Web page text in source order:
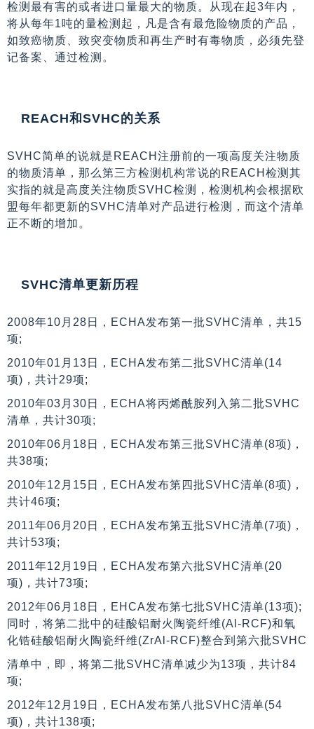
检测最有害的或者进口量最大的物质。从现在起3年内，
将从每年1吨的量检测起，凡是含有最危险物质的产品，
如致癌物质、致突变物质和再生产时有毒物质，必须先登
记备案、通过检测。
REACH和SVHC的关系
SVHC简单的说就是REACH注册前的一项高度关注物质
的物质清单，那么第三方检测机构常说的REACH检测其
实指的就是高度关注物质SVHC检测，检测机构会根据欧
盟每年都更新的SVHC清单对产品进行检测，而这个清单
正不断的增加。
SVHC清单更新历程
2008年10月28日，ECHA发布第一批SVHC清单，共15
项;
2010年01月13日，ECHA发布第二批SVHC清单(14
项)，共计29项;
2010年03月30日，ECHA将丙烯酰胺列入第二批SVHC
清单，共计30项;
2010年06月18日，ECHA发布第三批SVHC清单(8项)，
共38项;
2010年12月15日，ECHA发布第四批SVHC清单(8项)，
共计46项;
2011年06月20日，ECHA发布第五批SVHC清单(7项)，
共计53项;
2011年12月19日，ECHA发布第六批SVHC清单(20
项)，共计73项;
2012年06月18日，EHCA发布第七批SVHC清单(13项);
同时，将第二批中的硅酸铝耐火陶瓷纤维(Al-RCF)和氧
化锆硅酸铝耐火陶瓷纤维(ZrAl-RCF)整合到第六批SVHC
清单中，即，将第二批SVHC清单减少为13项，共计84
项;
2012年12月19日，ECHA发布第八批SVHC清单(54
项)，共计138项;